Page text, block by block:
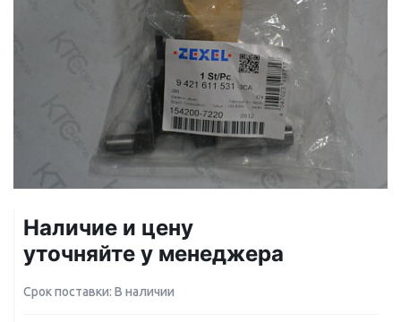
Наличие и цену
уточняйте у менеджера
Срок поставки: В наличии